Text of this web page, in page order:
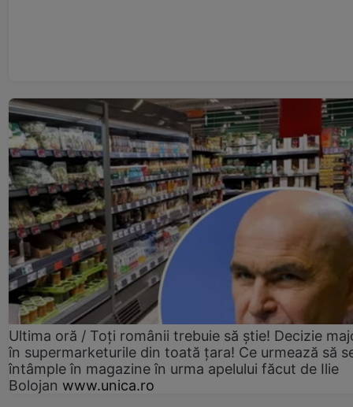
Ultima oră / Toți românii trebuie să știe! Decizie
în supermarketurile din toată țara! Ce urmează să
întâmple în magazine în urma apelului făcut de Ilie
Bolojan www.unica.ro